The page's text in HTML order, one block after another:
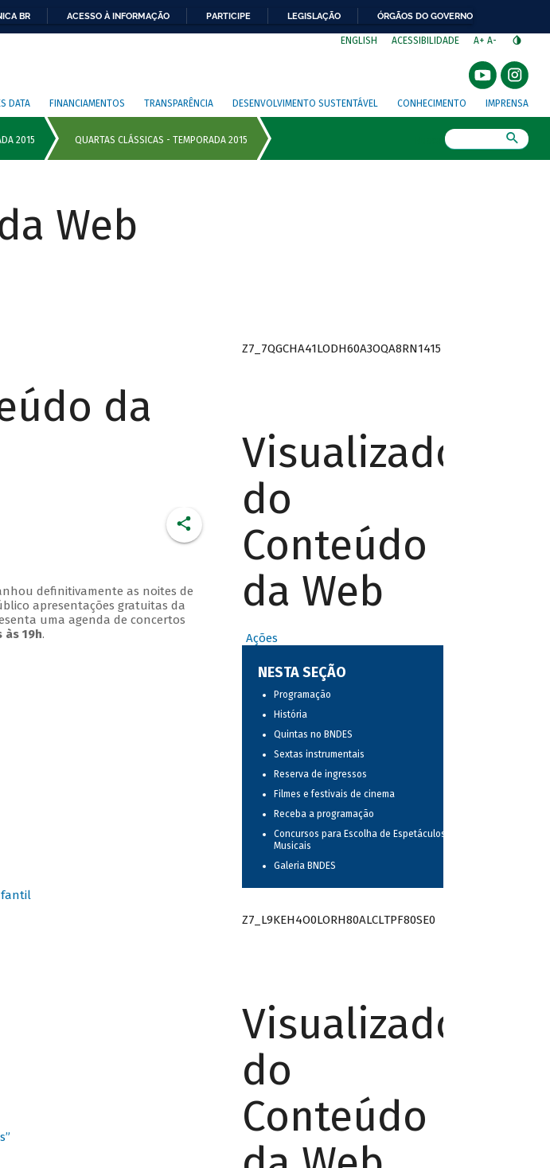
BR ACESSO À INFORMAÇÃO PARTICIPE LEGISLAÇÃO ÓRGÃOS DO GOVERNO
ENGLISH ACESSIBILIDADE A+ A-
DATA FINANCIAMENTOS TRANSPARÊNCIA DESENVOLVIMENTO SUSTENTÁVEL CONHECIMENTO IMPRENSA
Web
da
definitivamente as noites de
apresentações gratuitas da
uma agenda de concertos
19h.
Z7_7QGCHA41LODH60A3OQA8RN1415
Visualizador
do
Conteúdo
da Web
Ações
NESTA SEÇÃO
Programação
História
Quintas no BNDES
Sextas instrumentais
Reserva de ingressos
Filmes e festivais de cinema
Receba a programação
Concursos para Escolha de Espetáculos
Musicais
Galeria BNDES
Z7_L9KEH4O0LORH80ALCLTPF80SE0
Visualizador
do
Conteúdo